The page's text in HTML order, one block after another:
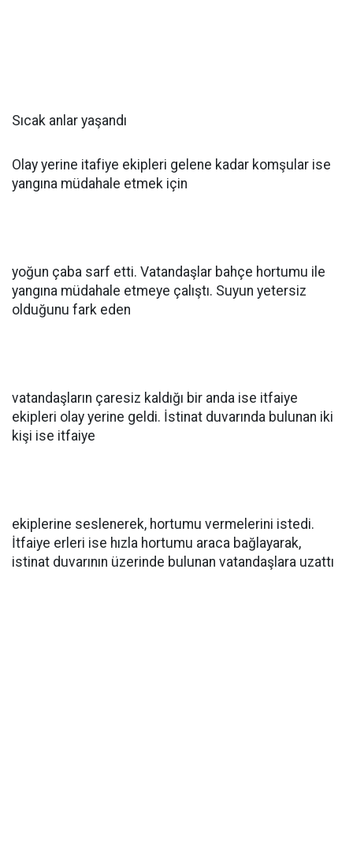
Sıcak anlar yaşandı
Olay yerine itafiye ekipleri gelene kadar komşular ise
yangına müdahale etmek için
yoğun çaba sarf etti. Vatandaşlar bahçe hortumu ile
yangına müdahale etmeye çalıştı. Suyun yetersiz
olduğunu fark eden
vatandaşların çaresiz kaldığı bir anda ise itfaiye
ekipleri olay yerine geldi. İstinat duvarında bulunan iki
kişi ise itfaiye
ekiplerine seslenerek, hortumu vermelerini istedi.
İtfaiye erleri ise hızla hortumu araca bağlayarak,
istinat duvarının üzerinde bulunan vatandaşlara uzattı